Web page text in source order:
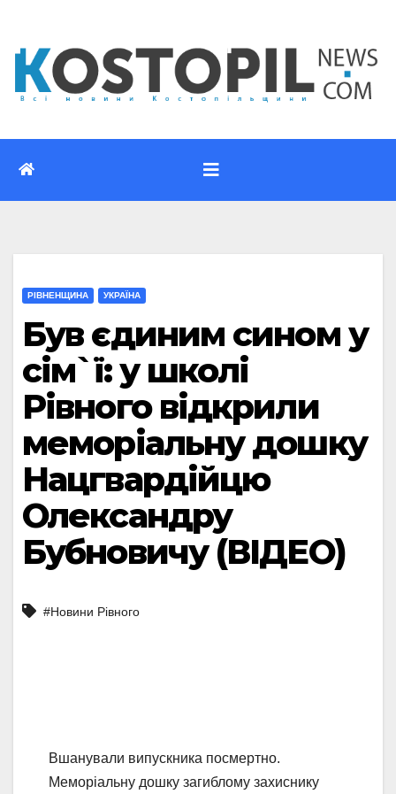
вмісту
РІВНЕНЩИНА УКРАЇНА
Був єдиним сином у
сім`ї: у школі
Рівного відкрили
меморіальну дошку
Нацгвардійцю
Олександру
Бубновичу (ВІДЕО)
#Новини Рівного
Вшанували випускника посмертно.
Меморіальну дошку загиблому захиснику